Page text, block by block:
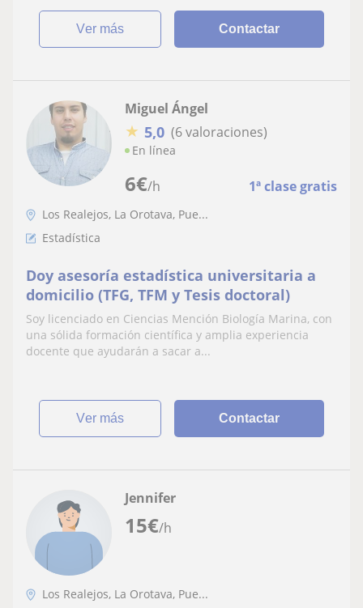
ver más Contactar
6€/h 1ª clase gratis
Miguel Ángel
★ 5,0 (6 valoraciones)
En línea
Los Realejos, La Orotava, Pue...
Estadística
Doy asesoría estadística universitaria a
domicilio (TFG, TFM y Tesis doctoral)
Soy licenciado en Ciencias Mención Biología Marina, con
una sólida formación científica y amplia experiencia
docente que ayudarán a sacar a...
ver más Contactar
15€/h
Jennifer
Los Realejos, La Orotava, Pue...